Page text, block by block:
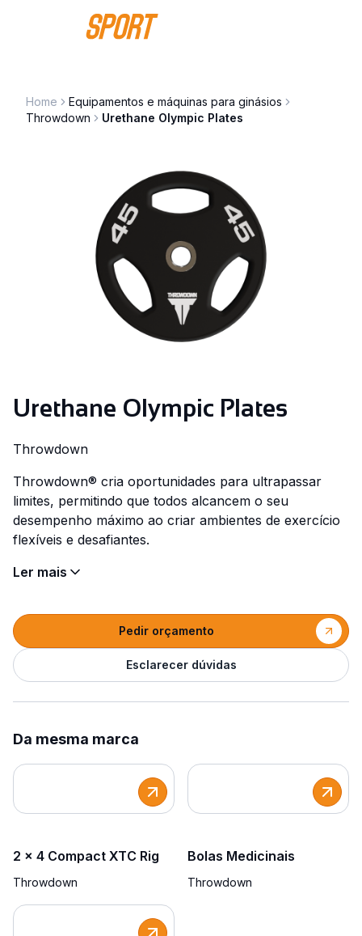
Saltar para o conteúdo
Home
Equipamentos e máquinas para ginásios
Throwdown
Urethane Olympic Plates
Urethane Olympic Plates
Throwdown
Throwdown® cria oportunidades para ultrapassar
limites, permitindo que todos alcancem o seu
desempenho máximo ao criar ambientes de exercício
flexíveis e desafiantes.
Ler mais
Pedir orçamento
Esclarecer dúvidas
Da mesma marca
2 x 4 Compact XTC Rig
Throwdown
Bolas Medicinais
Throwdown